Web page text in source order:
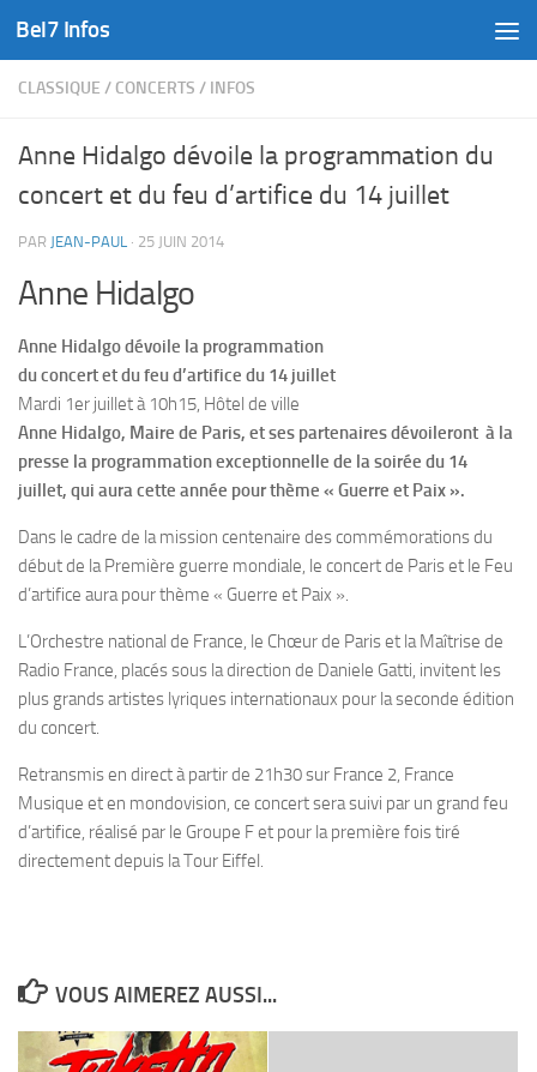
Skip to content
Bel7 Infos
CLASSIQUE / CONCERTS / INFOS
Anne Hidalgo dévoile la programmation du
concert et du feu d’artifice du 14 juillet
PAR JEAN-PAUL · 25 JUIN 2014
Anne Hidalgo
Anne Hidalgo dévoile la programmation
du concert et du feu d’artifice du 14 juillet
Mardi 1er juillet à 10h15, Hôtel de ville
Anne Hidalgo, Maire de Paris, et ses partenaires dévoileront à la
presse la programmation exceptionnelle de la soirée du 14
juillet, qui aura cette année pour thème « Guerre et Paix ».
Dans le cadre de la mission centenaire des commémorations du
début de la Première guerre mondiale, le concert de Paris et le Feu
d’artifice aura pour thème « Guerre et Paix ».
L’Orchestre national de France, le Chœur de Paris et la Maîtrise de
Radio France, placés sous la direction de Daniele Gatti, invitent les
plus grands artistes lyriques internationaux pour la seconde édition
du concert.
Retransmis en direct à partir de 21h30 sur France 2, France
Musique et en mondovision, ce concert sera suivi par un grand feu
d’artifice, réalisé par le Groupe F et pour la première fois tiré
directement depuis la Tour Eiffel.
VOUS AIMEREZ AUSSI...